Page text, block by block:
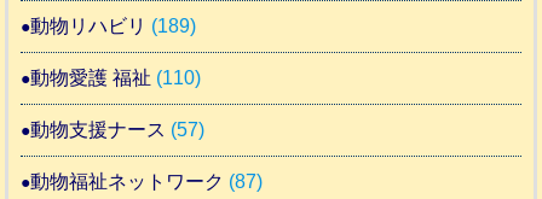
動物リハビリ (189)
動物愛護 福祉 (110)
動物支援ナース (57)
動物福祉ネットワーク (87)